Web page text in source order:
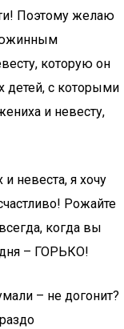
Поэтому желаю
которую он
детей, с которыми
и невесту,
невеста, я хочу
Рожайте
когда вы
– ГОРЬКО!
– не догонит?